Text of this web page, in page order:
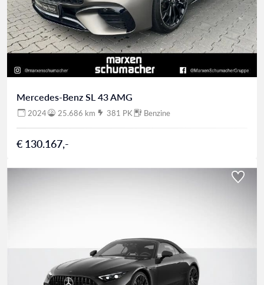
Mercedes-Benz SL 43 AMG
2024 25.686 km 381 PK Benzine
€ 130.167,-